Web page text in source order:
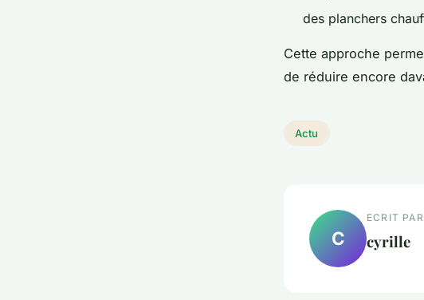
des planchers
Cette approche
de réduire encore
Actu
C
ECRIT PAR
cyrille